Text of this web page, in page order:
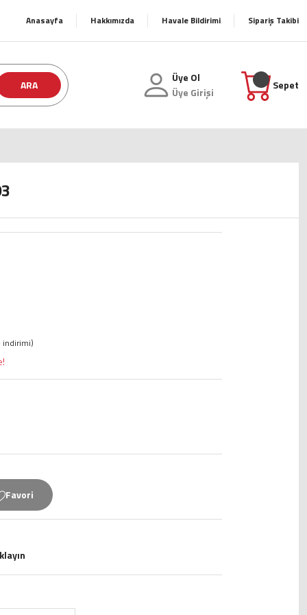
Anasayfa Hakkımızda Havale Bildirimi Sipariş Takibi
ARA
Üye Ol
Üye Girişi
Sepet
indirimi)